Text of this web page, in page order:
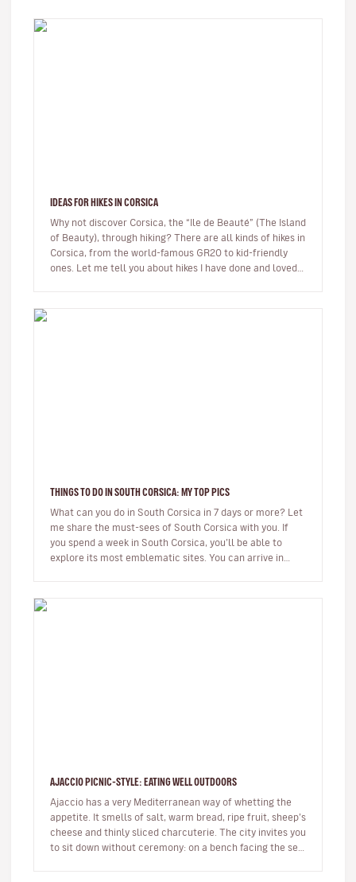
IDEAS FOR HIKES IN CORSICA
Why not discover Corsica, the “Ile de Beauté” (The Island
of Beauty), through hiking? There are all kinds of hikes in
Corsica, from the world-famous GR20 to kid-friendly
ones. Let me tell you about hikes I have done and loved.
THINGS TO DO IN SOUTH CORSICA: MY TOP PICS
What can you do in South Corsica in 7 days or more? Let
me share the must-sees of South Corsica with you. If
you spend a week in South Corsica, you’ll be able to
explore its most emblematic sites. You can arrive in
AJACCIO PICNIC-STYLE: EATING WELL OUTDOORS
Ajaccio has a very Mediterranean way of whetting the
appetite. It smells of salt, warm bread, ripe fruit, sheep’s
cheese and thinly sliced charcuterie. The city invites you
to sit down without ceremony: on a bench facing the sea,